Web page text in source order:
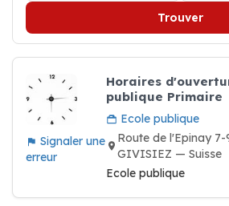
Trouver
Signaler une
erreur
Horaires
publique Primaire
Ecole publique
Route de l'Epinay 7-
GIVISIEZ — Suisse
Ecole publique